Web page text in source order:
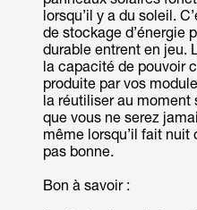
lorsqu’il y a du soleil.
de stockage d’énergie
durable entrent en jeu.
la capacité de pouvoir
produite par vos
la réutiliser au moment
que vous ne serez
même lorsqu’il fait nuit
pas bonne.
Bon à savoir :